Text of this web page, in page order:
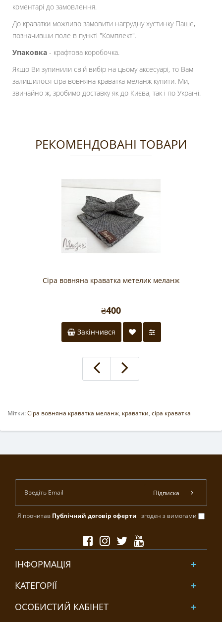
коментарі до замовлення.
До краватки можливо замовити нагрудну хустинку Паше,
позначивши поле в пункті "Комплект".
Упаковка - крафтова коробочка.
Якщо Ви зупинили свій вибір на цьому аксесуарі, то Вам
залишилося сіра вовняна краватка меланж купити. Ми,
звичайно ж, зробимо доставку як до Києва, так і по Україні.
РЕКОМЕНДОВАНІ ТОВАРИ
Сіра вовняна краватка метелик меланж
₴400
Закінчився
Мітки:Сіра вовняна краватка меланж, краватки, сіра краватка
Я прочитав Публічний договір оферти і згоден з вимогами
Підписка
ІНФОРМАЦІЯ
КАТЕГОРІЇ
ОСОБИСТИЙ КАБІНЕТ